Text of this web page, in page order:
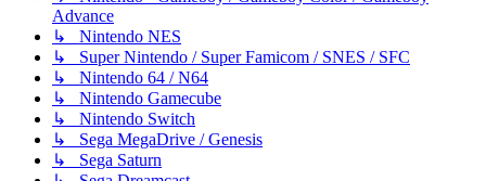
Advance
↳ Nintendo NES
↳ Super Nintendo / Super Famicom / SNES / SFC
↳ Nintendo 64 / N64
↳ Nintendo Gamecube
↳ Nintendo Switch
↳ Sega MegaDrive / Genesis
↳ Sega Saturn